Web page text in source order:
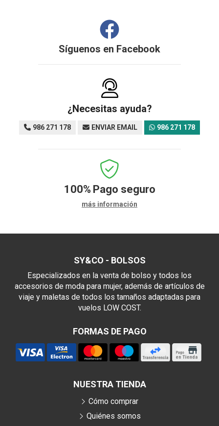
Síguenos en Facebook
¿Necesitas ayuda?
986 271 178 ENVIAR EMAIL 986 271 178
100% Pago seguro
más información
SY&CO - BOLSOS
Especializados en la venta de bolso y todos los
accesorios de moda para mujer, además de artículos de
viaje y maletas de todos los tamaños adaptadas para
vuelos LOW COST.
FORMAS DE PAGO
NUESTRA TIENDA
Cómo comprar
Quiénes somos